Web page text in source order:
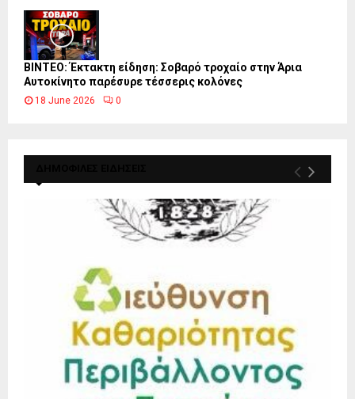
ΒΙΝΤΕΟ: Έκτακτη είδηση: Σοβαρό τροχαίο στην Άρια
Αυτοκίνητο παρέσυρε τέσσερις κολόνες
18 June 2026 0